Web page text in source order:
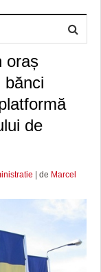
oraș
bănci
de
| de Marcel